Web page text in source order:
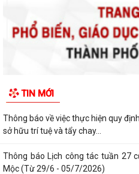
TIN MỚI
Thông báo về việc cảnh giác với
để lừa đảo chiếm đoạt tài sản...
Thông báo lịch công tác tuần 30
Mộc (Từ 20/7 - 26/7/2026)
tượng bảo trợ xã hội trên địa...
Thông báo về việc thực hiện quy
sở hữu trí tuệ và tẩy chay...
Thông báo Lịch công tác tuần 27
Mộc (Từ 29/6 - 05/7/2026)